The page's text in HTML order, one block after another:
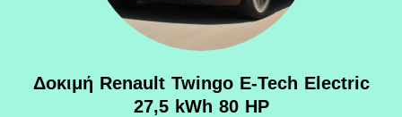
Δοκιμή Renault Twingo E-Tech Electric
27,5 kWh 80 HP